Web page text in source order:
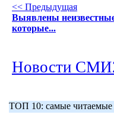
<< Предыдущая
Выявлены
которые...
Новости
ТОП 10: самые читаемые